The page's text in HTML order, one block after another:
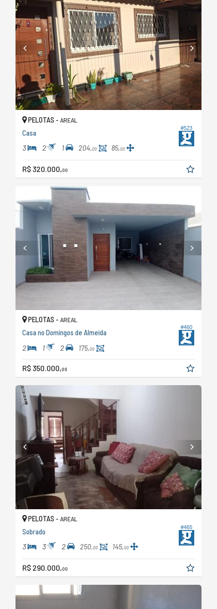
#523
PELOTAS - AREAL
Casa
3 2 1 204,00 85,00
R$ 320.000,00
#460
PELOTAS - AREAL
Casa no Domingos de Almeida
2 1 2 175,00
R$ 350.000,00
#465
PELOTAS - AREAL
Sobrado
3 3 2 250,00 145,00
R$ 290.000,00